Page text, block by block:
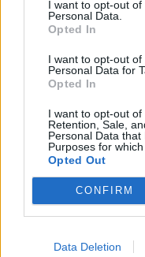
I want to opt-out
Personal Data.
Opted In
I want to opt-out
Personal Data for
Opted In
I want to opt-out of
Retention, Sale,
Personal Data
Purposes for
Opted Out
CONFIRM
Data Deletion
30 Jun 2026
de médicos en
el Instituto
ANÁLISIS